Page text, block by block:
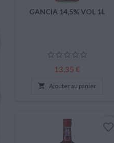
GANCIA 14,5% VOL 1L
Prix
13,35 €
 Ajouter au panier
favorite_border